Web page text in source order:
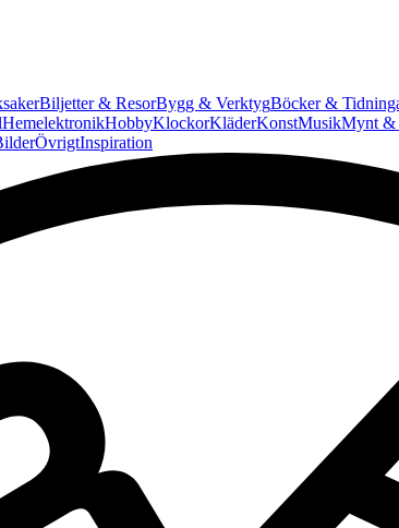
Biljetter & ResorBygg & VerktygBöcker &
HemelektronikHobbyKlockorKläderKonstMusikMynt &
ÖvrigtInspiration